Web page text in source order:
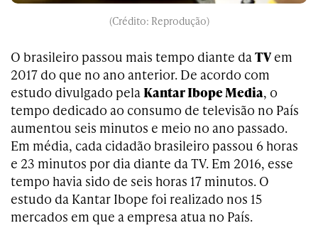
(Crédito: Reprodução)
O brasileiro passou mais tempo diante daTV em
2017 do que no ano anterior. De acordo com
estudo divulgado pelaKantar Ibope Media, o
tempo dedicado ao consumo de televisão no País
aumentou seis minutos e meio no ano passado.
Em média, cada cidadão brasileiro passou 6 horas
e 23 minutos por dia diante da TV. Em 2016, esse
tempo havia sido de seis horas 17 minutos. O
estudo da Kantar Ibope foi realizado nos 15
mercados em que a empresa atua no País.